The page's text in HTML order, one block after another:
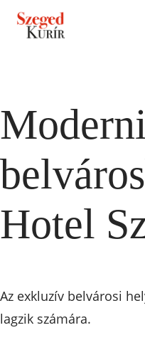
Hotel
Az exkluzív belvárosi
lagzik számára.